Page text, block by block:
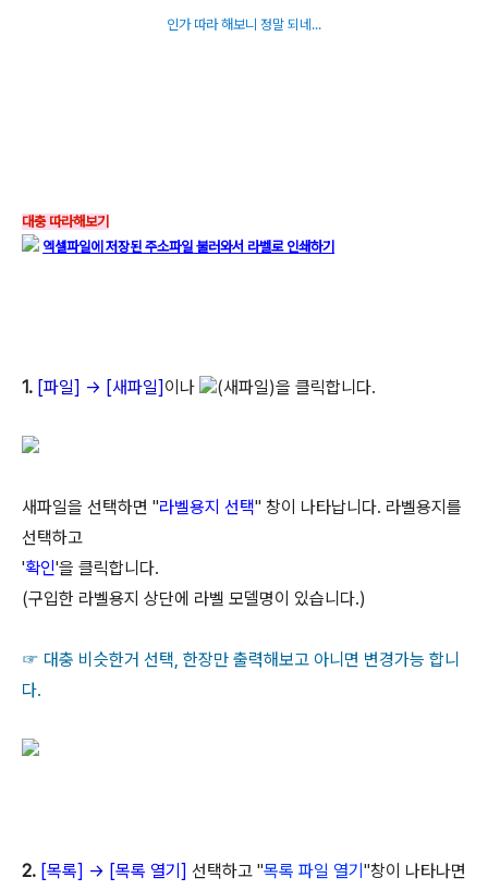
인가 따라 해보니 정말 되네...
대충 따라해보기
엑셀파일에 저장된 주소파일 불러와서 라벨로 인쇄하기
1. [파일] → [새파일] 이나 (새파일)을 클릭합니다.
새파일을 선택하면 "라벨용지 선택" 창이 나타납니다. 라벨용지를
선택하고
'확인'을 클릭합니다.
(구입한 라벨용지 상단에 라벨 모델명이 있습니다.)
☞ 대충 비슷한거 선택, 한장만 출력해보고 아니면 변경가능 합니
다.
2. [목록] → [목록 열기] 선택하고 "목록 파일 열기"창이 나타나면